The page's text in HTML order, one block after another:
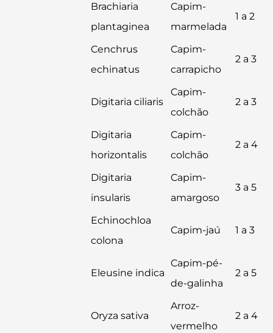
Brachiaria
plantaginea
Capim-
marmelada
1 a 2
Cenchrus
echinatus
Capim-
carrapicho
2 a 3
Digitaria ciliaris
Capim-
colchão
2 a 3
Digitaria
horizontalis
Capim-
colchão
2 a 4
Digitaria
insularis
Capim-
amargoso
3 a 5
Echinochloa
colona
Capim-jaú 1 a 3
Eleusine indica
Capim-pé-
de-galinha
2 a 5
Oryza sativa
Arroz-
vermelho
2 a 4